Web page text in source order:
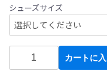
シューズサイズ
カートに